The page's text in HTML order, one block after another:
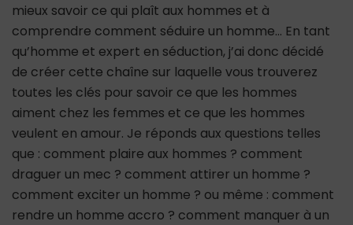
mieux savoir ce qui plaît aux hommes et à
comprendre comment séduire un homme… En tant
qu’homme et expert en séduction, j’ai donc décidé
de créer cette chaîne sur laquelle vous trouverez
toutes les clés pour savoir ce que les hommes
aiment chez les femmes et ce que les hommes
veulent en amour. Je réponds aux questions telles
que : comment plaire aux hommes ? comment
draguer un mec ? comment attirer un homme ?
comment exciter un homme ? ou même : comment
rendre un homme accro ? comment manquer à un